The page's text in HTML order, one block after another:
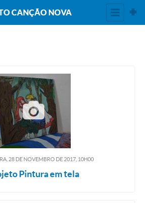
CANÇÃO NOVA
28 DE NOVEMBRO DE 2017, 10H00
Pintura em tela